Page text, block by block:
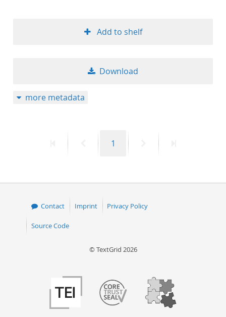
Add to shelf
Download
more metadata
PreviousPage
1
Contact Imprint Privacy Policy
Source Code
© TextGrid 2026